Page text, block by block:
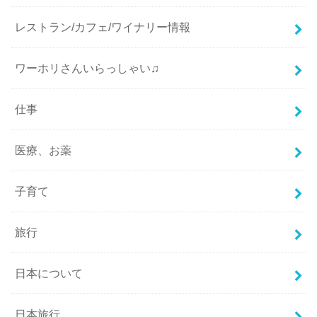
レストラン/カフェ/ワイナリー情報
ワーホリさんいらっしゃい♫
仕事
医療、お薬
子育て
旅行
日本について
日本旅行